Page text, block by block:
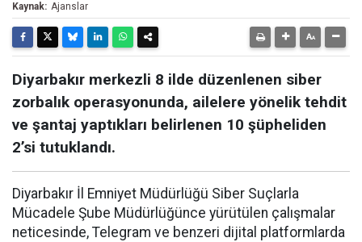
Kaynak: Ajanslar
Diyarbakır merkezli 8 ilde düzenlenen siber
zorbalık operasyonunda, ailelere yönelik tehdit
ve şantaj yaptıkları belirlenen 10 şüpheliden
2’si tutuklandı.
Diyarbakır İl Emniyet Müdürlüğü Siber Suçlarla
Mücadele Şube Müdürlüğünce yürütülen çalışmalar
neticesinde, Telegram ve benzeri dijital platformlarda